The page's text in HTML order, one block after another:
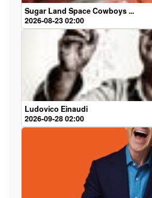
Sugar Land Space Cowboys ...
2026-08-23 02:00
Ludovico Einaudi
2026-09-28 02:00